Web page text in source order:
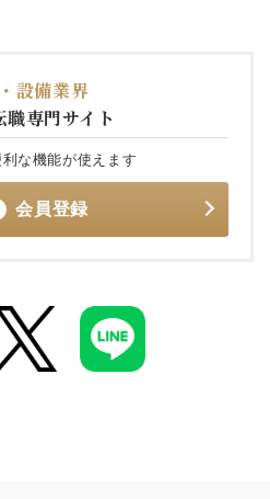
設備業界
専門サイト
な機能が使えます
会員登録